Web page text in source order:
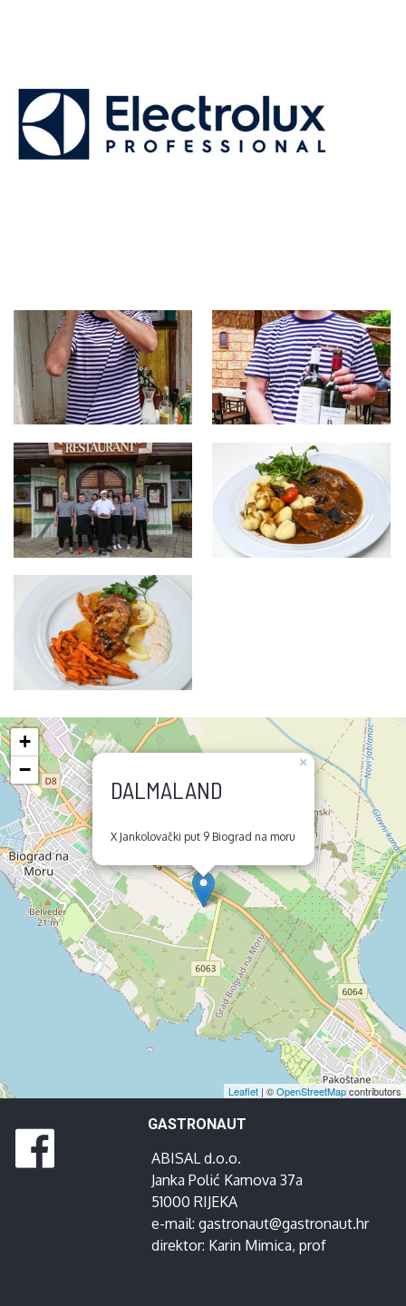
DALMALAND
X Jankolovački put 9 Biograd na moru
×
+
−
Leaflet | ©OpenStreetMapcontributors
GASTRONAUT
ABISAL d.o.o.
Janka Polić Kamova 37a
51000 RIJEKA
e-mail: gastronaut@gastronaut.hr
direktor: Karin Mimica, prof